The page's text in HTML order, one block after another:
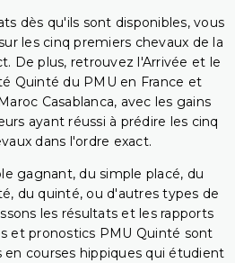
dès qu'ils sont disponibles, vous
les cinq premiers chevaux de la
De plus, retrouvez l'Arrivée et le
Quinté du PMU en France et
Casablanca, avec les gains
ayant réussi à prédire les cinq
dans l'ordre exact.
gagnant, du simple placé, du
du quinté, ou d'autres types de
les résultats et les rapports
et pronostics PMU Quinté sont
en courses hippiques qui étudient